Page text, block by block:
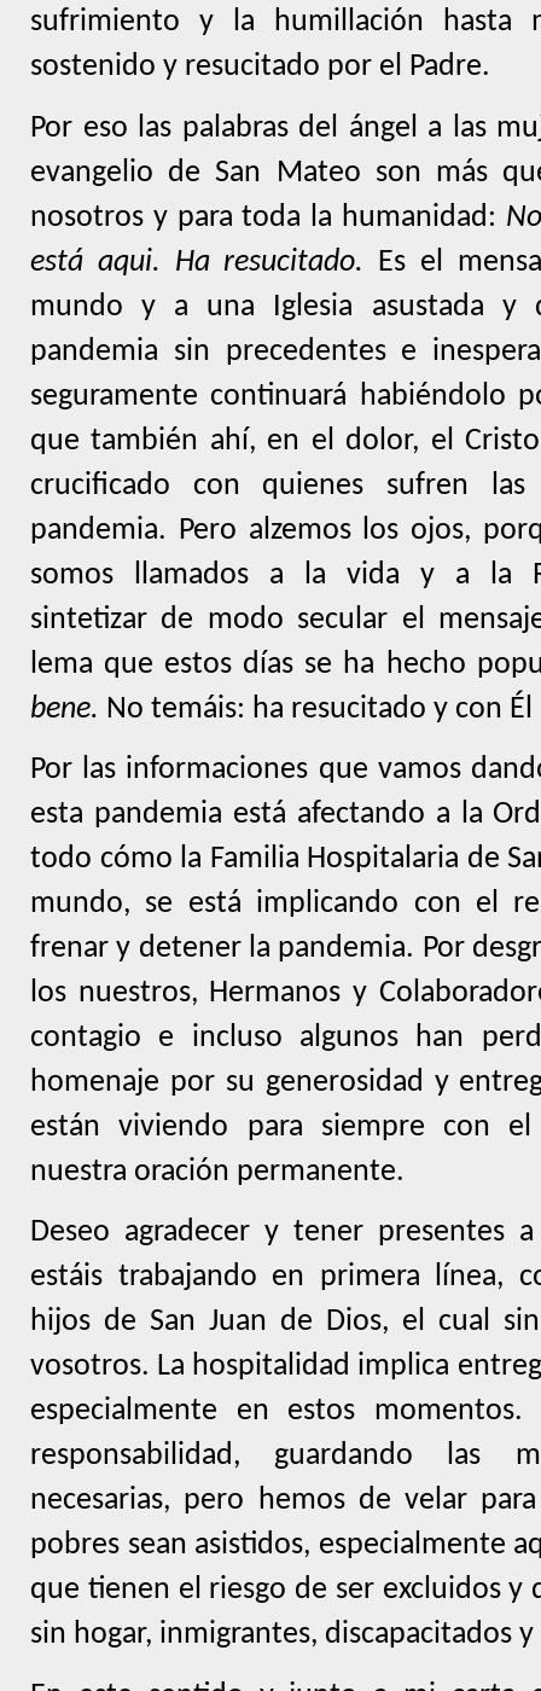
sufrimiento y la humillación
sostenido y resucitado por el Padre.
Por eso las palabras del ángel a las
evangelio de San Mateo son más
nosotros y para toda la humanidad:
está aqui. Ha resucitado. Es el
mundo y a una Iglesia asustada y
pandemia sin precedentes e
seguramente continuará habiéndolo
que también ahí, en el dolor, el
crucificado con quienes sufren las
pandemia. Pero alzemos los ojos,
somos llamados a la vida y a la
sintetizar de modo secular el
lema que estos días se ha hecho
bene. No temáis: ha resucitado y con
Por las informaciones que vamos
esta pandemia está afectando a la
todo cómo la Familia Hospitalaria de
mundo, se está implicando con el
frenar y detener la pandemia. Por
los nuestros, Hermanos y
contagio e incluso algunos han
homenaje por su generosidad y
están viviendo para siempre con el
nuestra oración permanente.
Deseo agradecer y tener presentes
estáis trabajando en primera línea,
hijos de San Juan de Dios, el cual
vosotros. La hospitalidad implica
especialmente en estos
responsabilidad, guardando las
necesarias, pero hemos de velar
pobres sean asistidos, especialmente
que tienen el riesgo de ser excluidos y
sin hogar, inmigrantes, discapacitados